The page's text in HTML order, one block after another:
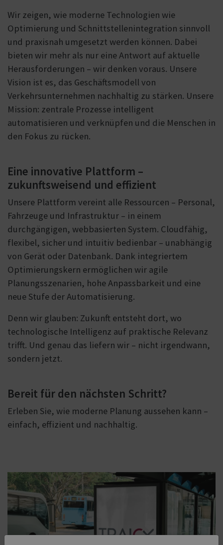
Wir zeigen, wie moderne Technologien wie
Optimierung und Schnittstellenintegration sinnvoll
und praxisnah umgesetzt werden können. Dabei
bieten wir mehr als nur eine Antwort auf aktuelle
Herausforderungen – wir denken voraus. Unsere
Vision ist es, das Geschäftsmodell von
Verkehrsunternehmen nachhaltig zu stärken. Unsere
Mission: zentrale Prozesse intelligent
automatisieren und verknüpfen und die Menschen in
den Fokus zu rücken.
Eine innovative Plattform –
zukunftsweisend und effizient
Unsere Plattform vereint alle Ressourcen – Personal,
Fahrzeuge und Infrastruktur – in einem
durchgängigen, webbasierten System. Cloudfähig,
flexibel, sicher und intuitiv bedienbar – unabhängig
von Gerät oder Datenbank. Dank integriertem
Optimierungskern ermöglichen wir agile
Planungsszenarien, hohe Anpassbarkeit und eine
neue Stufe der Automatisierung.
Denn wir glauben: Zukunft entsteht dort, wo
technologische Intelligenz auf praktische Relevanz
trifft. Und genau das liefern wir – nicht irgendwann,
sondern jetzt.
Bereit für den nächsten Schritt?
Erleben Sie, wie moderne Planung aussehen kann –
einfach, effizient und nachhaltig.